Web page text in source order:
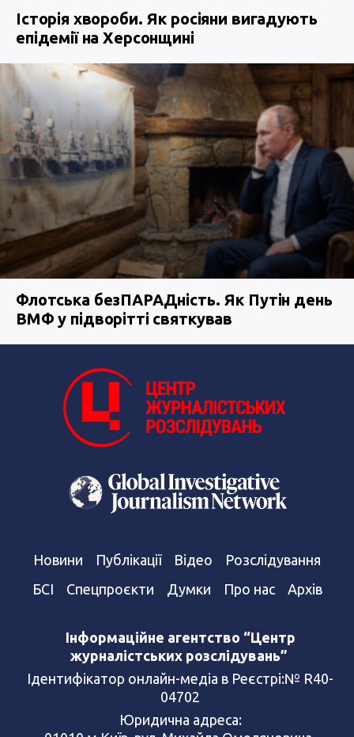
Історія хвороби. Як росіяни вигадують
епідемії на Херсонщині
Флотська безПАРАДність. Як Путін день
ВМФ у підворітті святкував
Новини Публікації Відео
Розслідування
БСІ
Спецпроєкти Думки Про нас Архів
Інформаційне агентство “Центр
журналістських розслідувань”
Ідентифікатор онлайн-медіа в Реєстрі:№ R40-
04702
Юридична адреса: